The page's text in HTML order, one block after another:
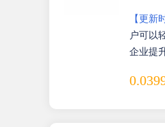
【更新
户可以
企业提